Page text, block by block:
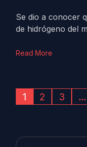
Se dio a conocer
de hidrógeno del
Read More
1 2 3 …